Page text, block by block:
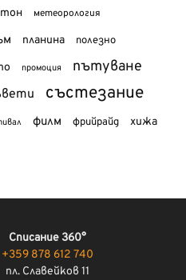
метеорология
планина полезно
промоция пътуване
състезание
филм фрийрайд хижа
Списание 360°
+359 878 612 740
пл. Славейков 11